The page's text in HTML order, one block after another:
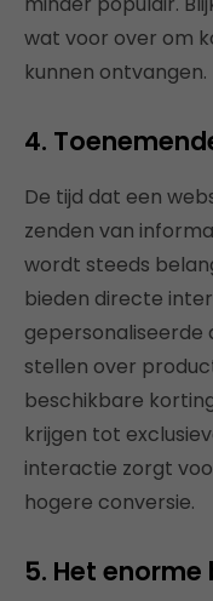
wat voor over om
kunnen ontvangen.
4.
De tijd dat een
zenden van
wordt steeds
bieden directe
gepersonaliseerde
stellen over
beschikbare
krijgen tot
interactie zorgt
hogere conversie.
5. Het